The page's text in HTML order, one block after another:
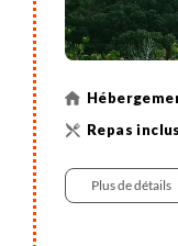
Plus de détails